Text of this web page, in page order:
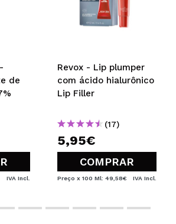
de
IVA Incl.
Revox - Lip plumper
com ácido hialurônico
Lip Filler
(17)
5,95€
COMPRAR
Preço x 100 Ml: 49,58€ IVA Incl.